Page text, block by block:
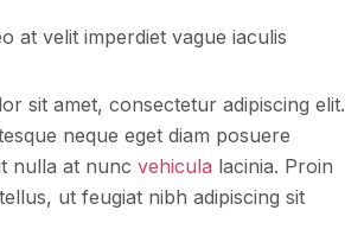
at velit imperdiet vague iaculis
sit amet, consectetur adipiscing elit.
neque eget diam posuere
nulla at nunc vehicula lacinia. Proin
ut feugiat nibh adipiscing sit